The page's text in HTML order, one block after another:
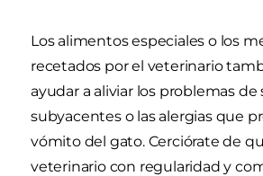
Los alimentos especiales o los
recetados por el veterinario
ayudar a aliviar los problemas de
subyacentes o las alergias que
vómito del gato. Cerciórate de
veterinario con regularidad y